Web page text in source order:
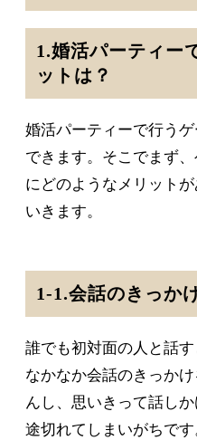
1.婚活パーティー
ットは？
婚活パーティーで行う
できます。そこでまず
にどのようなメリット
いきます。
1-1.会話のきっか
誰でも初対面の人と話す
なかなか会話のきっか
んし、思いきって話し
途切れてしまいがちで